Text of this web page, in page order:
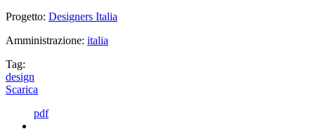
Progetto: Designers Italia
Amministrazione: italia
Tag:
design
Scarica
pdf